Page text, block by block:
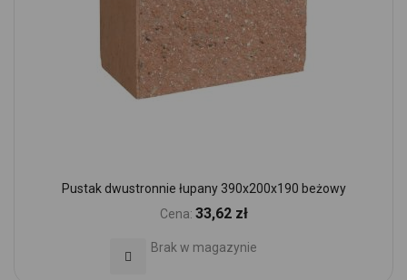
Pustak dwustronnie łupany 390x200x190 beżowy
Cena: 33,62 zł
Brak w magazynie
Dodaj do Ulubionych